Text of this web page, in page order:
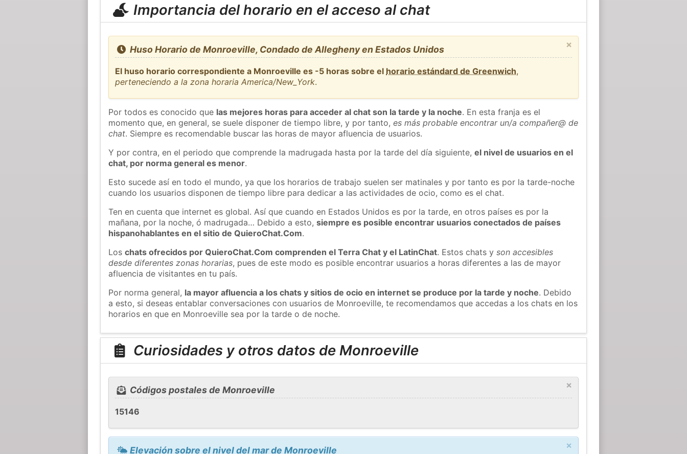
Importancia del horario en el acceso al chat
×
Huso Horario de Monroeville, Condado de Allegheny en Estados Unidos
El huso horario correspondiente a Monroeville es -5 horas sobre el horario estándard de Greenwich,
perteneciendo a la zona horaria America/New_York.
Por todos es conocido que las mejores horas para acceder al chat son la tarde y la noche. En esta franja es el
momento que, en general, se suele disponer de tiempo libre, y por tanto,es más probable encontrar un/a compañer@ de
chat. Siempre es recomendable buscar las horas de mayor afluencia de usuarios.
Y por contra, en el periodo que comprende la madrugada hasta por la tarde del día siguiente,el nivel de usuarios en el
chat, por norma general es menor.
Esto sucede así en todo el mundo, ya que los horarios de trabajo suelen ser matinales y por tanto es por la tarde-noche
cuando los usuarios disponen de tiempo libre para dedicar a las actividades de ocio, como es el chat.
Ten en cuenta que internet es global. Así que cuando en Estados Unidos es por la tarde, en otros países es por la
mañana, por la noche, ó madrugada… Debido a esto,siempre es posible encontrar usuarios conectados de países
hispanohablantes en el sitio de QuieroChat.Com.
Loschats ofrecidos por QuieroChat.Com comprenden el Terra Chat y el LatinChat. Estos chats yson accesibles
desde diferentes zonas horarias, pues de este modo es posible encontrar usuarios a horas diferentes a las de mayor
afluencia de visitantes en tu país.
Por norma general, la mayor afluencia a los chats y sitios de ocio en internet se produce por la tarde y noche. Debido
a esto, si deseas entablar conversaciones con usuarios de Monroeville, te recomendamos que accedas a los chats en los
horarios en que en Monroeville sea por la tarde o de noche.
Curiosidades y otros datos de Monroeville
×
Códigos postales de Monroeville
15146
×
Elevación sobre el nivel del mar de Monroeville